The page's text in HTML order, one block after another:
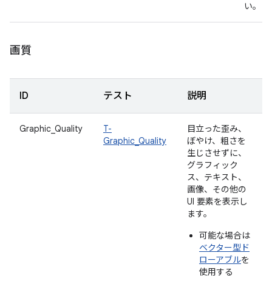
い。
画質
ID テスト 説明
Graphic_Quality
T-
Graphic_Quality
目立った歪み、
ぼやけ、粗さを
生じさせずに、
グラフィック
ス、テキスト、
画像、その他の
UI 要素を表示し
ます。
可能な場合は
ベクター型ド
ローアブルを
使用する